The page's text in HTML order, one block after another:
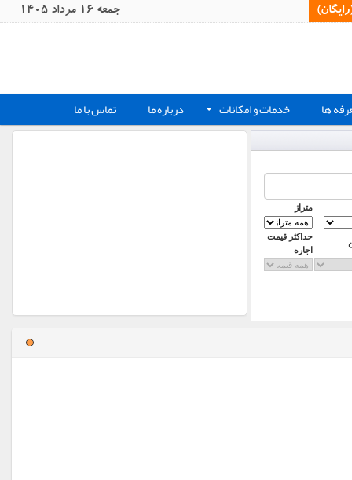
جمعه 16 مرداد 1405
ها + خدمات و امکانات درباره ما تماس با ما
متراژ
حداکثر قیمت
اجاره